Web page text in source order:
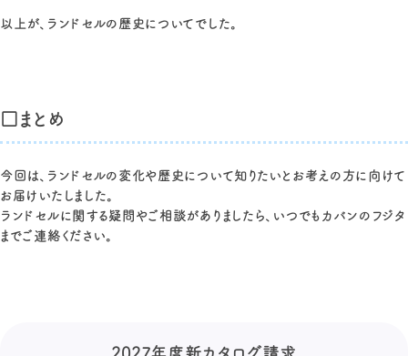
以上が、ランドセルの歴史についてでした。
□まとめ
今回は、ランドセルの変化や歴史について知りたいとお考えの方に向けて
お届けいたしました。
ランドセルに関する疑問やご相談がありましたら、いつでもカバンのフジタ
までご連絡ください。